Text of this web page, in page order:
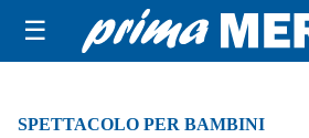
☰
SPETTACOLO PER BAMBINI